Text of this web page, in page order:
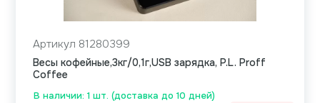
В наличии: 1 шт. (доставка до 10 дней)
Артикул 81280399
Весы кофейные,3кг/0,1г,USB зарядка, P.L. Proff
Coffee